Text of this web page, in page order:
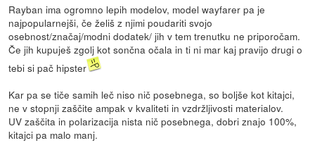
Rayban ima ogromno lepih modelov, model wayfarer pa je
najpopularnejši, če želiš z njimi poudariti svojo
osebnost/značaj/modni dodatek/ jih v tem trenutku ne priporočam.
Če jih kupuješ zgolj kot sončna očala in ti ni mar kaj pravijo drugi o
tebi si pač hipster
Kar pa se tiče samih leč niso nič posebnega, so boljše kot kitajci,
ne v stopnji zaščite ampak v kvaliteti in vzdržljivosti materialov.
UV zaščita in polarizacija nista nič posebnega, dobri znajo 100%,
kitajci pa malo manj.